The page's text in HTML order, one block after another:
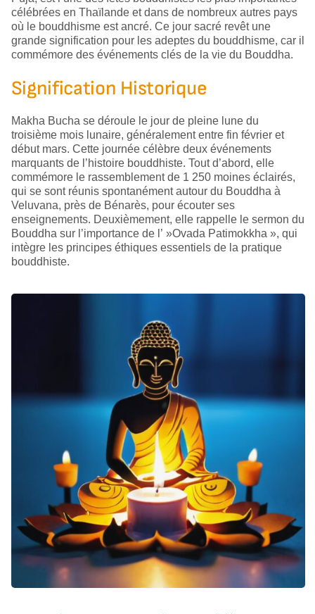
célébrées en Thaïlande et dans de nombreux autres pays
où le bouddhisme est ancré. Ce jour sacré revêt une
grande signification pour les adeptes du bouddhisme, car il
commémore des événements clés de la vie du Bouddha.
Signification Historique
Makha Bucha se déroule le jour de pleine lune du
troisième mois lunaire, généralement entre fin février et
début mars. Cette journée célèbre deux événements
marquants de l’histoire bouddhiste. Tout d’abord, elle
commémore le rassemblement de 1 250 moines éclairés,
qui se sont réunis spontanément autour du Bouddha à
Veluvana, près de Bénarès, pour écouter ses
enseignements. Deuxièmement, elle rappelle le sermon du
Bouddha sur l’importance de l’ »Ovada Patimokkha », qui
intègre les principes éthiques essentiels de la pratique
bouddhiste.